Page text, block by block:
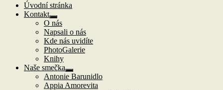
Úvodní stránka
Kontakt
Zobrazit
podřazené
položky
O nás
Napsali o nás
Kde nás uvidíte
PhotoGalerie
Knihy
Naše smečka
Zobrazit
podřazené
položky
Antonie Barunidlo
Appia Amorevita